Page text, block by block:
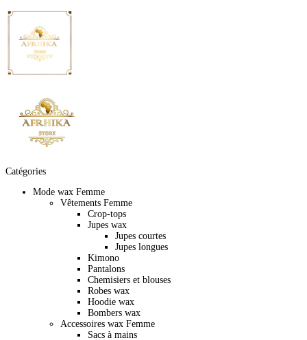
Catégories
Mode wax Femme
Vêtements Femme
Crop-tops
Jupes wax
Jupes courtes
Jupes longues
Kimono
Pantalons
Chemisiers et blouses
Robes wax
Hoodie wax
Bombers wax
Accessoires wax Femme
Sacs à mains